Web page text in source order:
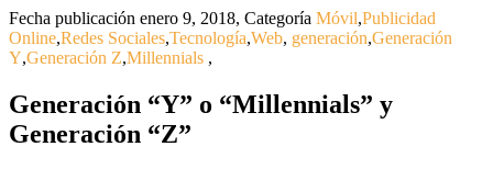
Fecha publicación enero 9, 2018, Categoría Móvil,Publicidad
Online,Redes Sociales,Tecnología,Web, generación,Generación
Y,Generación Z,Millennials ,
Generación “Y” o “Millennials” y
Generación “Z”